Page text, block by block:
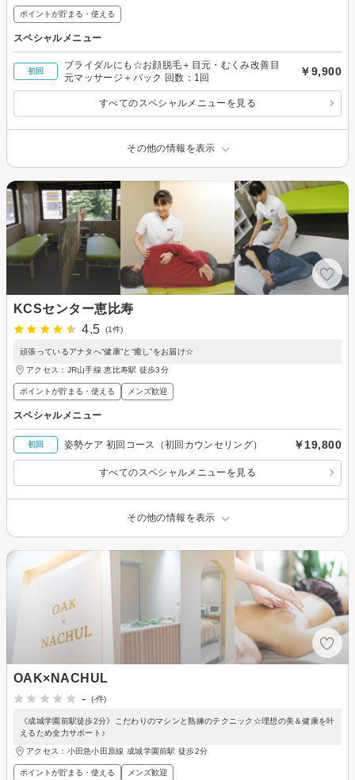
ポイントが貯まる・使える
スペシャルメニュー
初回
ブライダルにも☆お顔脱毛＋目元・むくみ改善目
元マッサージ＋パック 回数：1回
￥9,900
すべてのスペシャルメニューを見る
その他の情報を表示
KCSセンター恵比寿
4.5
(1件)
頑張っているアナタへ“健康”と“癒し”をお届け☆
アクセス：JR山手線 恵比寿駅 徒歩3分
ポイントが貯まる・使える メンズ歓迎
スペシャルメニュー
初回 姿勢ケア 初回コース（初回カウンセリング） ￥19,800
すべてのスペシャルメニューを見る
その他の情報を表示
OAK×NACHUL
-
(-件)
《成城学園前駅徒歩2分》こだわりのマシンと熟練のテクニック☆理想の美＆健康を叶
えるため全力サポート♪
アクセス：小田急小田原線 成城学園前駅 徒歩2分
ポイントが貯まる・使える メンズ歓迎